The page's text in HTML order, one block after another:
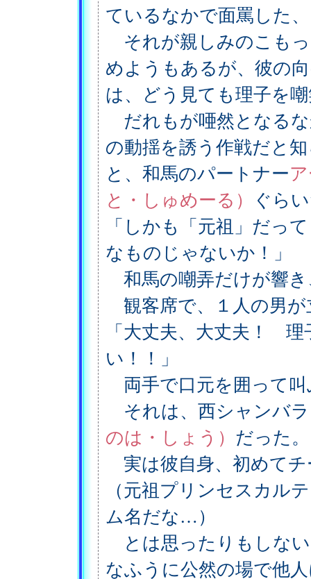
ているなかで面罵した
それが親しみのこも
めようもあるが、彼の
は、どう見ても理子を
だれもが唖然となる
の動揺を誘う作戦だと
と、和馬のパートナー
と・しゅめーる）
ぐら
「しかも「元祖」だっ
なものじゃないか！」
和馬の嘲弄だけが響
観客席で、１人の男が
「大丈夫、大丈夫！
い！！」
両手で口元を囲って叫
それは、西シャンバ
のは・しょう） だった。
実は彼自身、初めて
（元祖プリンセスカル
ム名だな…）
とは思ったりもしな
なふうに公然の場で他